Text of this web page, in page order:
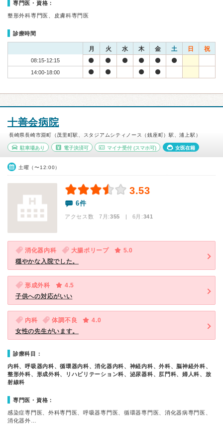
専門医・資格：
整形外科専門医、皮膚科専門医
診療時間
月 火 水 木 金 土 日 祝
08:15-12:15
14:00-18:00
十善会病院
長崎県長崎市淵町（茂里町駅、スタジアムシティノース（銭座町）駅、浦上駅）
駐車場あり 電子決済可 マイナ受付 (スマホ可) 女医在籍
土曜（〜12:00）
3.53
6件
アクセス数 7月:355 | 6月:341
消化器内科 大腸ポリープ
5.0
穏やかな入院でした。
形成外科
4.5
子供への対応がいい
内科 体調不良
4.0
女性の先生がいます。
診療科目：
内科、呼吸器内科、循環器内科、消化器内科、神経内科、外科、脳神経外科、
整形外科、形成外科、リハビリテーション科、泌尿器科、肛門科、婦人科、放
射線科
専門医・資格：
感染症専門医、外科専門医、呼吸器専門医、循環器専門医、消化器病専門医、
消化器外…